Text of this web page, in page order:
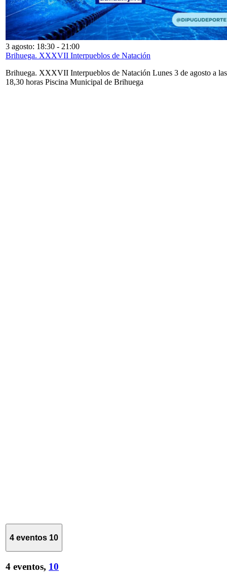
3 agosto: 18:30 - 21:00
Brihuega. XXXVII Interpueblos de Natación
Brihuega. XXXVII Interpueblos de Natación Lunes 3 de agosto a las
18,30 horas Piscina Municipal de Brihuega
4 eventos 10
4 eventos, 10